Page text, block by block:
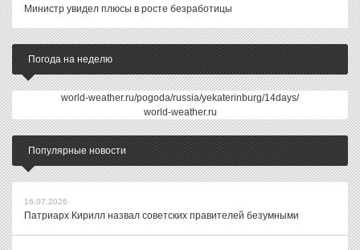
Министр увидел плюсы в росте безработицы
Погода на неделю
world-weather.ru/pogoda/russia/yekaterinburg/14days/
world-weather.ru
Популярные новости
16.07.2026
Патриарх Кирилл назвал советских правителей безумными